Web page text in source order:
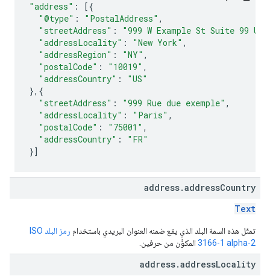
"address" :
[{
"@type" : "PostalAddress" ,
"streetAddress" :
"999 W Example St Suite 99
"addressLocality" : "New York" ,
"addressRegion" : "NY" ,
"postalCode" : "10019" ,
"addressCountry" :
"US"
},{
"streetAddress" : "999 Rue due exemple" ,
"addressLocality" : "Paris" ,
"postalCode" : "75001" ,
"addressCountry" :
"FR"
}]
address.addressCountry
Text
تمثّل هذه السمة البلد الذي يقع ضمنه العنوان البريدي باستخدام
رمز البلد ISO
3166-1 alpha-2 المكوَّن من حرفين.
address.addressLocality